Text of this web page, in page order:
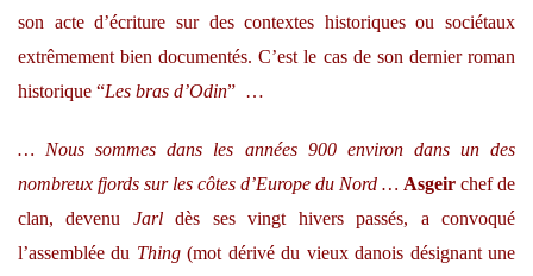
son acte d’écriture sur des contextes historiques ou sociétaux
extrêmement bien documentés. C’est le cas de son dernier roman
historique “Les bras d’Odin” …
… Nous sommes dans les années 900 environ dans un des
nombreux fjords sur les côtes d’Europe du Nord … Asgeir chef de
clan, devenu Jarldès ses vingt hivers passés, a convoqué
l’assemblée du Thing(mot dérivé du vieux danois désignant une